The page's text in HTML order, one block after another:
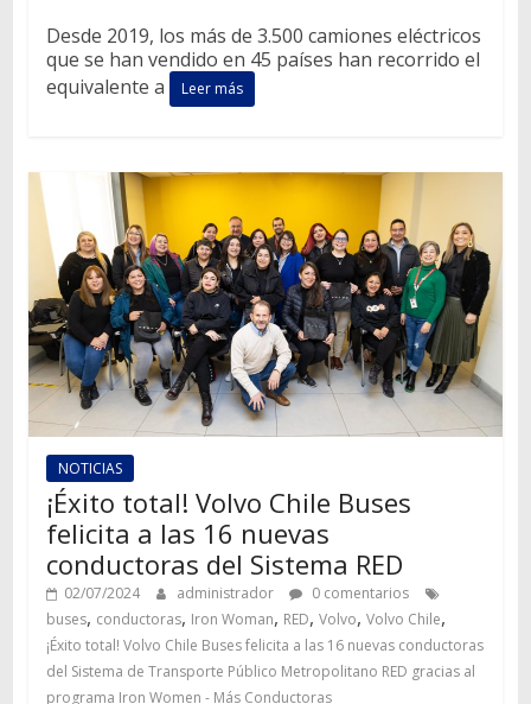
Desde 2019, los más de 3.500 camiones eléctricos
que se han vendido en 45 países han recorrido el
equivalente a
Leer más
NOTICIAS
¡Éxito total! Volvo Chile Buses
felicita a las 16 nuevas
conductoras del Sistema RED
02/07/2024 administrador
0 comentarios
buses, conductoras, Iron Woman, RED, Volvo, Volvo Chile,
¡Éxito total! Volvo Chile Buses felicita a las 16 nuevas conductoras
del Sistema de Transporte Público Metropolitano RED gracias al
programa Iron Women - Más Conductoras